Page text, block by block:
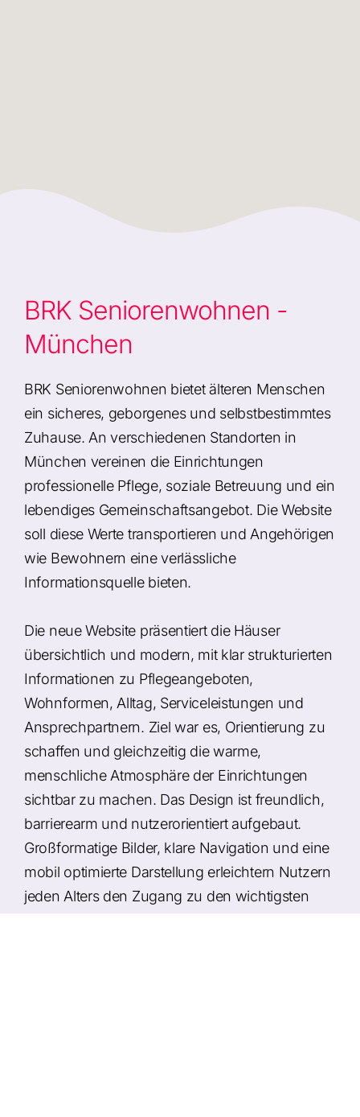
BRK Seniorenwohnen -
München
BRK Seniorenwohnen bietet älteren Menschen
ein sicheres, geborgenes und selbstbestimmtes
Zuhause. An verschiedenen Standorten in
München vereinen die Einrichtungen
professionelle Pflege, soziale Betreuung und ein
lebendiges Gemeinschaftsangebot. Die Website
soll diese Werte transportieren und Angehörigen
wie Bewohnern eine verlässliche
Informationsquelle bieten.
Die neue Website präsentiert die Häuser
übersichtlich und modern, mit klar strukturierten
Informationen zu Pflegeangeboten,
Wohnformen, Alltag, Serviceleistungen und
Ansprechpartnern. Ziel war es, Orientierung zu
schaffen und gleichzeitig die warme,
menschliche Atmosphäre der Einrichtungen
sichtbar zu machen. Das Design ist freundlich,
barrierearm und nutzerorientiert aufgebaut.
Großformatige Bilder, klare Navigation und eine
mobil optimierte Darstellung erleichtern Nutzern
jeden Alters den Zugang zu den wichtigsten